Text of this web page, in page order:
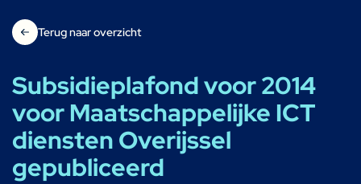
Terug naar overzicht
Subsidieplafond voor 2014
voor Maatschappelijke ICT
diensten Overijssel
gepubliceerd